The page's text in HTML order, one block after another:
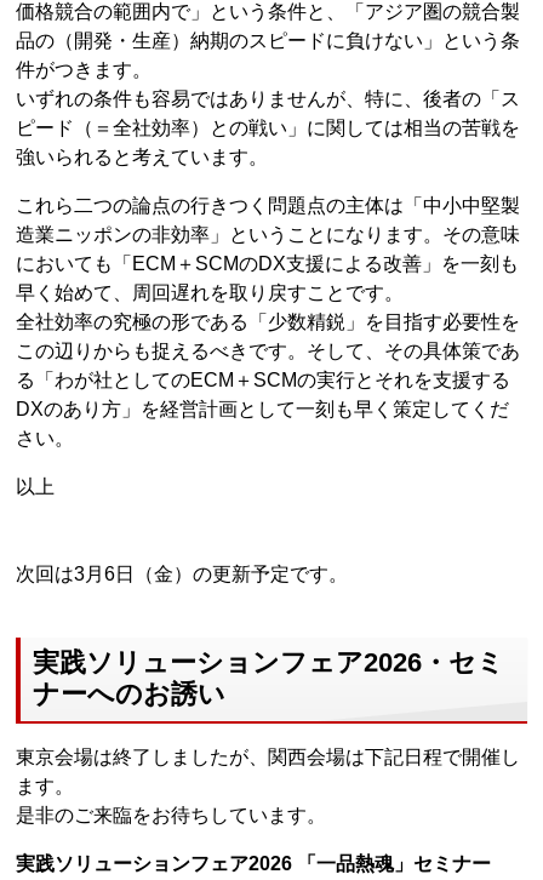
価格競合の範囲内で」という条件と、「アジア圏の競合製
品の（開発・生産）納期のスピードに負けない」という条
件がつきます。
いずれの条件も容易ではありませんが、特に、後者の「ス
ピード（＝全社効率）との戦い」に関しては相当の苦戦を
強いられると考えています。
これら二つの論点の行きつく問題点の主体は「中小中堅製
造業ニッポンの非効率」ということになります。その意味
においても「ECM＋SCMのDX支援による改善」を一刻も
早く始めて、周回遅れを取り戻すことです。
全社効率の究極の形である「少数精鋭」を目指す必要性を
この辺りからも捉えるべきです。そして、その具体策であ
る「わが社としてのECM＋SCMの実行とそれを支援する
DXのあり方」を経営計画として一刻も早く策定してくだ
さい。
以上
次回は3月6日（金）の更新予定です。
実践ソリューションフェア2026・セミ
ナーへのお誘い
東京会場は終了しましたが、関西会場は下記日程で開催し
ます。
是非のご来臨をお待ちしています。
実践ソリューションフェア2026 「一品熱魂」セミナー